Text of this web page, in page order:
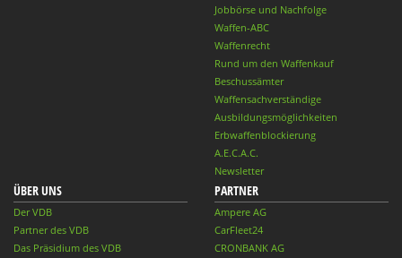
Jobbörse und Nachfolge
Waffen-ABC
Waffenrecht
Rund um den Waffenkauf
Beschussämter
Waffensachverständige
Ausbildungsmöglichkeiten
Erbwaffenblockierung
A.E.C.A.C.
Newsletter
ÜBER UNS
Der VDB
Partner des VDB
Das Präsidium des VDB
PARTNER
Ampere AG
CarFleet24
CRONBANK AG